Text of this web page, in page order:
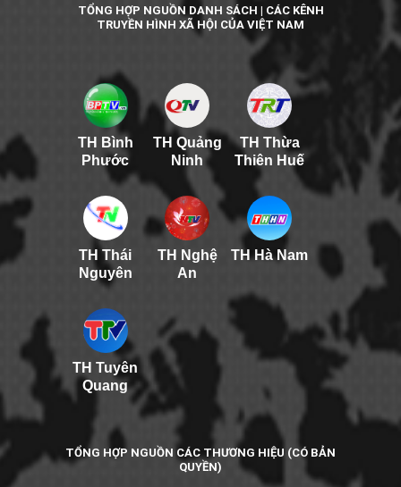
TỔNG HỢP NGUỒN DANH SÁCH | CÁC KÊNH
TRUYỀN HÌNH XÃ HỘI CỦA VIỆT NAM
TH Bình
Phước
TH Quảng
Ninh
TH Thừa
Thiên Huế
TH Thái
Nguyên
TH Nghệ
An
TH Hà Nam
TH Tuyên
Quang
TỔNG HỢP NGUỒN CÁC THƯƠNG HIỆU (CÓ BẢN
QUYỀN)